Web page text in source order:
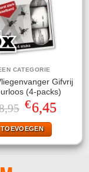
CATEGORIE
Gifvrij
(4-packs)
Oorspronkelijke
prijs
was:
€18,95.
€6,45Huidige
prijs
TOEVOEGEN